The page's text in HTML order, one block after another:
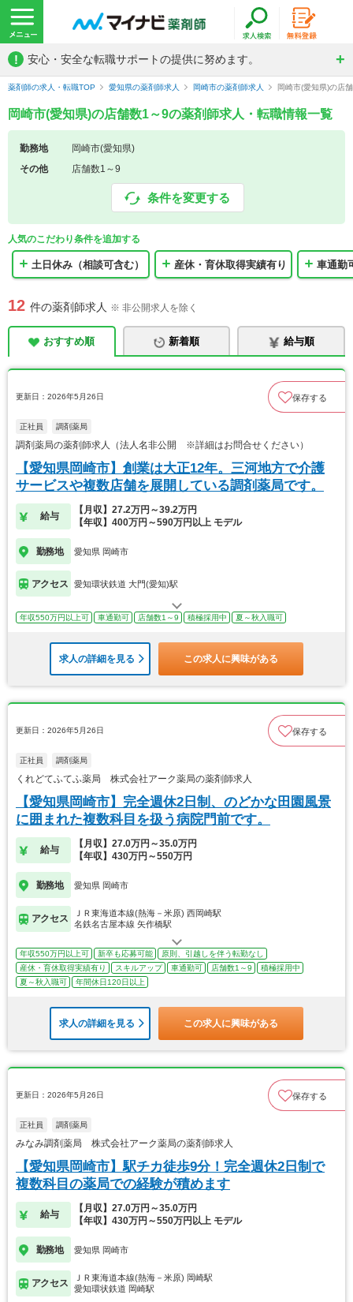
! 安心・安全な転職サポートの提供に努めます。
薬剤師の求人・転職TOP 愛知県の薬剤師求人 岡崎市の薬剤師求人 岡崎市(愛知県)の店
岡崎市(愛知県)の店舗数1～9の薬剤師求人・転職情報一覧
勤務地
岡崎市(愛知県)
その他
店舗数1～9
条件を変更する
人気のこだわり条件を追加する
土日休み（相談可含む） 産休・育休取得実績有り 車通勤
12 件の薬剤師求人 ※ 非公開求人を除く
おすすめ順 新着順 給与順
更新日：2026年5月26日 保存する
正社員 調剤薬局
調剤薬局の薬剤師求人（法人名非公開 ※詳細はお問合せください）
【愛知県岡崎市】創業は大正12年。三河地方で介護
サービスや複数店舗を展開している調剤薬局です。
給与
【月収】27.2万円～39.2万円
【年収】400万円～590万円以上 モデル
勤務地 愛知県 岡崎市
アクセス 愛知環状鉄道 大門(愛知)駅
年収550万円以上可 車通勤可 店舗数1～9 積極採用中 夏～秋入職可
求人の詳細を見る この求人に興味がある
更新日：2026年5月26日 保存する
正社員 調剤薬局
くれどてふてふ薬局 株式会社アーク薬局の薬剤師求人
【愛知県岡崎市】完全週休2日制、のどかな田園風景
に囲まれた複数科目を扱う病院門前です。
給与
【月収】27.0万円～35.0万円
【年収】430万円～550万円
勤務地 愛知県 岡崎市
アクセス
ＪＲ東海道本線(熱海－米原) 西岡崎駅
名鉄名古屋本線 矢作橋駅
年収550万円以上可 新卒も応募可能
原則、引越しを伴う転勤なし
産休・育休取得実績有り
スキルアップ 車通勤可 店舗数1～9
積極採用中
夏～秋入職可
年間休日120日以上
求人の詳細を見る この求人に興味がある
更新日：2026年5月26日 保存する
正社員 調剤薬局
みなみ調剤薬局 株式会社アーク薬局の薬剤師求人
【愛知県岡崎市】駅チカ徒歩9分！完全週休2日制で
複数科目の薬局での経験が積めます
給与
【月収】27.0万円～35.0万円
【年収】430万円～550万円以上 モデル
勤務地 愛知県 岡崎市
アクセス
ＪＲ東海道本線(熱海－米原) 岡崎駅
愛知環状鉄道 岡崎駅